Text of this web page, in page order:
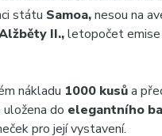
státu Samoa,nesou na
II.,letopočet emise
nákladu 1000 kusůa
uložena do elegantního
pro její vystavení.